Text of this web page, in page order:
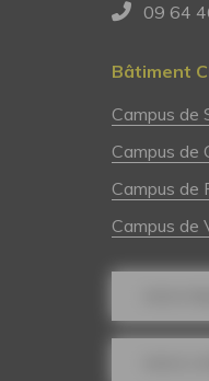
09 64
Bâtiment
Campus de
Campus de
Campus de
Campus de